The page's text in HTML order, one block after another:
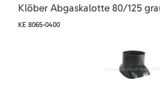
Klöber Abgaskalotte 80/125
KE 8065-0400